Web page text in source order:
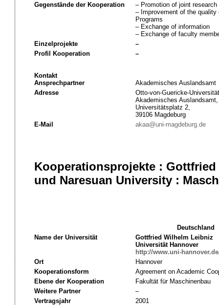
Gegenstände der Kooperation
– Promotion of joint
– Improvement of the quality
Programs
– Exchange of information
– Exchange of faculty
Einzelprojekte
–
Profil Kooperation
–
Kontakt
Ansprechpartner
Akademisches Auslandsamt
Adresse
Otto-von-Guericke-
Akademisches Auslandsamt,
Universitätsplatz 2,
39106 Magdeburg
E-Mail
akaa@uni-magdeburg.de
Kooperationsprojekte :
und Naresuan University :
Deutschland
Name der Universität
Gottfried Wilhelm Leibniz
Universität Hannover
http://www.uni-
Ort
Hannover
Kooperationsform
Agreement on Academic
Ebene der Kooperation
Fakultät für Maschinenbau
Weitere Partner
–
Vertragsjahr
2001